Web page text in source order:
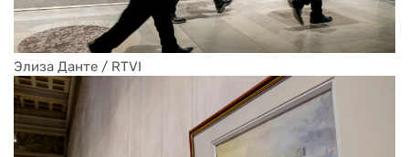
Элиза Данте / RTVI